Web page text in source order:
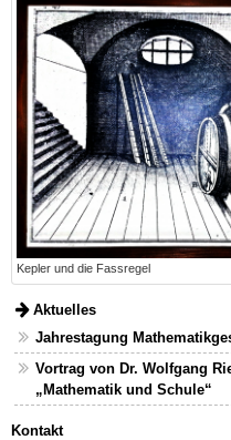
Kepler und die Fassregel
Aktuelles
Jahrestagung
Vortrag von Dr. Wolfgang
„Mathematik und Schule“
Kontakt